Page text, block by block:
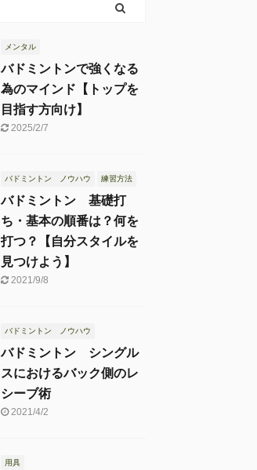
メンタル
バドミントンで強くなる
為のマインド【トップを
目指す方向け】
2025/2/7
バドミントン ノウハウ 練習方法
バドミントン 基礎打
ち・基本の順番は？何を
打つ？【自分スタイルを
見つけよう】
2021/9/8
バドミントン ノウハウ
バドミントン シングル
スにおけるバック側のレ
シーブ術
2021/4/2
用具